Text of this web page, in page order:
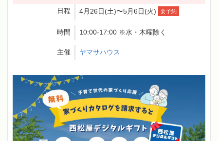
日程 4月26日(土)〜5月6日(火) 要予約
時間 10:00-17:00 ※水・木曜除く
主催 ヤマサハウス